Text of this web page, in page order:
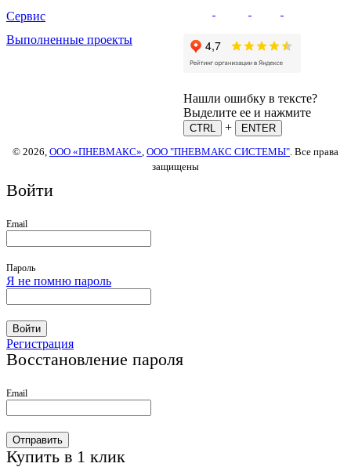
Сервис
Выполненные проекты
Нашли ошибку в тексте?
Выделите ее и нажмите
CTRL +
ENTER
© 2026, ООО «ПНЕВМАКС», ООО "ПНЕВМАКС СИСТЕМЫ". Все права
защищены
Войти
Email
Пароль
Я не помню пароль
Войти
Регистрация
Восстановление пароля
Email
Отправить
Купить в 1 клик